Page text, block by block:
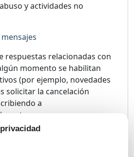
y actividades no
respuestas relacionadas con
momento se habilitan
(por ejemplo, novedades
solicitar la cancelación
a
información con terceros